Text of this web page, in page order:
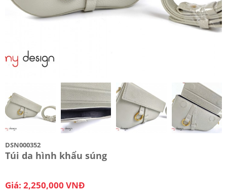
DSN000352
Túi da hình khẩu súng
Giá: 2,250,000 VNĐ